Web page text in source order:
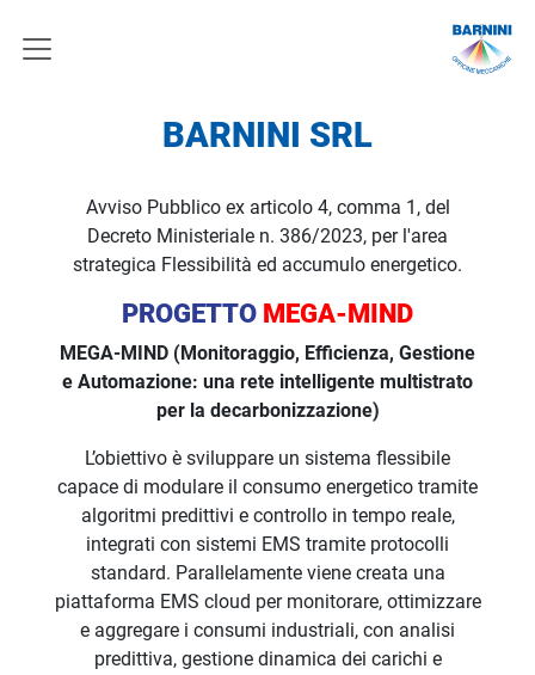
BARNINI SRL
Avviso Pubblico ex articolo 4, comma 1, del
Decreto Ministeriale n. 386/2023, per l'area
strategica Flessibilità ed accumulo energetico.
PROGETTO MEGA-MIND
MEGA-MIND (Monitoraggio, Efficienza, Gestione
e Automazione: una rete intelligente multistrato
per la decarbonizzazione)
L’obiettivo è sviluppare un sistema flessibile
capace di modulare il consumo energetico tramite
algoritmi predittivi e controllo in tempo reale,
integrati con sistemi EMS tramite protocolli
standard. Parallelamente viene creata una
piattaforma EMS cloud per monitorare, ottimizzare
e aggregare i consumi industriali, con analisi
predittiva, gestione dinamica dei carichi e